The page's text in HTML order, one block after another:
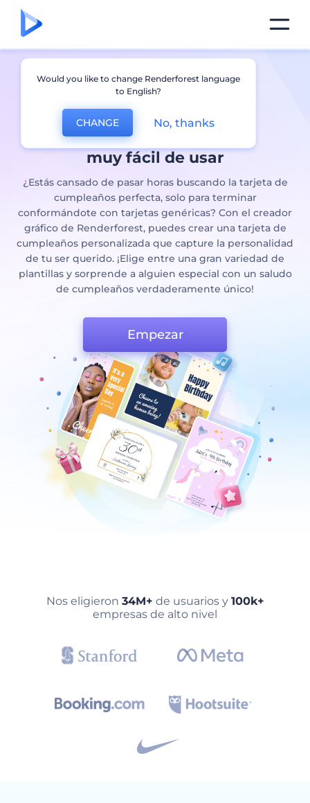
Diseñatarjetas de
cumpleaños
personalizadascon
nuestro creador gráfico
muy fácil de usar
¿Estás cansado de pasar horas buscando la tarjeta de
cumpleaños perfecta, solo para terminar
conformándote con tarjetas genéricas? Con el creador
gráfico de Renderforest, puedes crear una tarjeta de
cumpleaños personalizada que capture la personalidad
de tu ser querido. ¡Elige entre una gran variedad de
plantillas y sorprende a alguien especial con un saludo
de cumpleaños verdaderamente único!
Empezar
Nos eligieron 34M+ de usuarios y 100k+
empresas de alto nivel
Would you like to change Renderforest language
to English?
CHANGE No, thanks